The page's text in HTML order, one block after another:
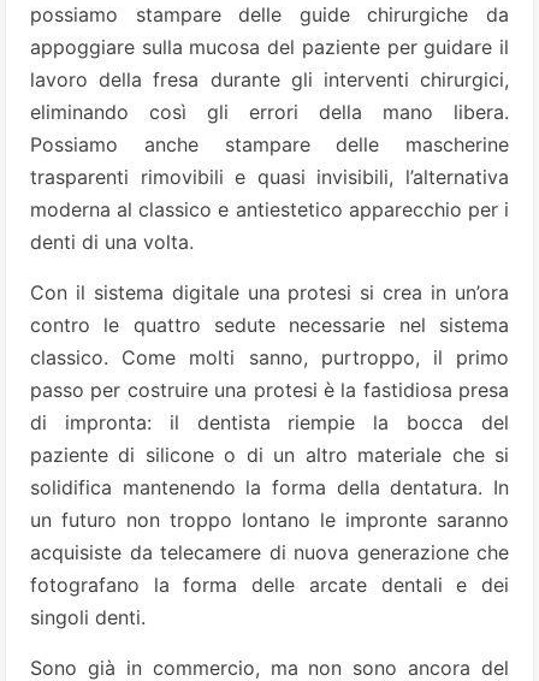
possiamo stampare delle guide chirurgiche da
appoggiare sulla mucosa del paziente per guidare il
lavoro della fresa durante gli interventi chirurgici,
eliminando così gli errori della mano libera.
Possiamo anche stampare delle mascherine
trasparenti rimovibili e quasi invisibili, l’alternativa
moderna al classico e antiestetico apparecchio per i
denti di una volta.
Con il sistema digitale una protesi si crea in un’ora
contro le quattro sedute necessarie nel sistema
classico. Come molti sanno, purtroppo, il primo
passo per costruire una protesi è la fastidiosa presa
di impronta: il dentista riempie la bocca del
paziente di silicone o di un altro materiale che si
solidifica mantenendo la forma della dentatura. In
un futuro non troppo lontano le impronte saranno
acquisiste da telecamere di nuova generazione che
fotografano la forma delle arcate dentali e dei
singoli denti.
Sono già in commercio, ma non sono ancora del